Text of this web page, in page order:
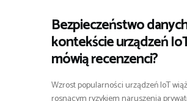
Bezpieczeństwo
kontekście urządzeń
mówią recenzenci?
Wzrost popularności urządzeń IoT